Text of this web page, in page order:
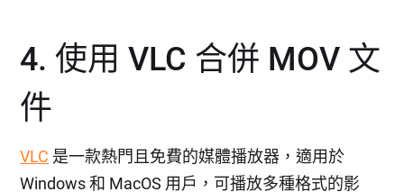
4. 使用 VLC 合併 MOV 文
件
VLC 是一款熱門且免費的媒體播放器，適用於
Windows 和 MacOS 用戶，可播放多種格式的影